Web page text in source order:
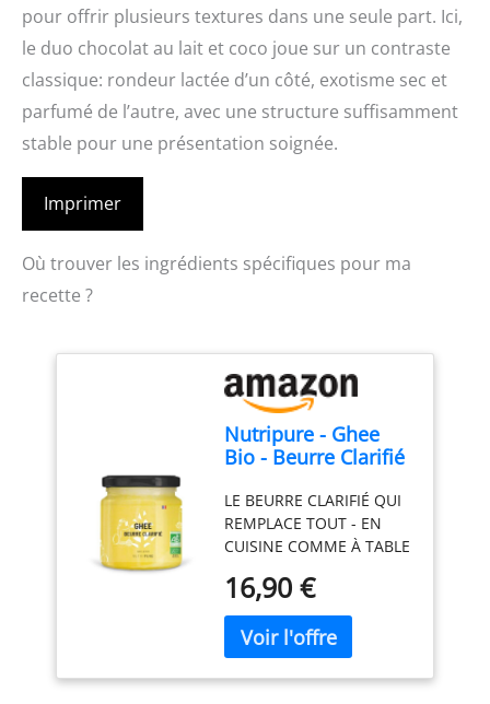
pour offrir plusieurs textures dans une seule part. Ici,
le duo chocolat au lait et coco joue sur un contraste
classique: rondeur lactée d’un côté, exotisme sec et
parfumé de l’autre, avec une structure suffisamment
stable pour une présentation soignée.
Imprimer
Où trouver les ingrédients spécifiques pour ma
recette ?
Nutripure - Ghee
Bio - Beurre Clarifié
Caséine - 300 g
LE BEURRE CLARIFIÉ QUI
REMPLACE TOUT - EN
CUISINE COMME À TABLE
purifié par clarification
lente - il ne reste que la
matière grasse pure,
avec son goût
naturellement noisetté.
16,90 €